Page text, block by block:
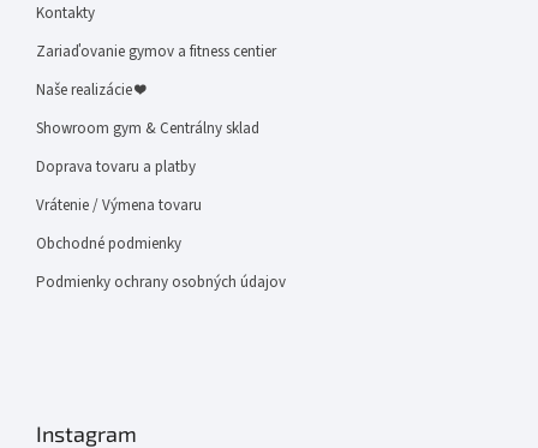
Kontakty
Zariaďovanie gymov a fitness centier
Naše realizácie ❤
Showroom gym & Centrálny sklad
Doprava tovaru a platby
Vrátenie / Výmena tovaru
Obchodné podmienky
Podmienky ochrany osobných údajov
Instagram